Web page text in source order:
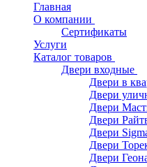
Главная
О компании
Сертификаты
Услуги
Каталог товаров
Двери входные
Двери в
Двери
Двери
Двери
Двери
Двери
Двери